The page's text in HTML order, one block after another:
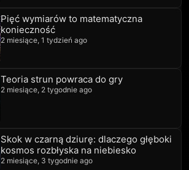
Pięć wymiarów to matematyczna
konieczność
2 miesiące, 1 tydzień ago
Teoria strun powraca do gry
2 miesiące, 2 tygodnie ago
Skok w czarną dziurę: dlaczego głęboki
kosmos rozbłyska na niebiesko
2 miesiące, 3 tygodnie ago